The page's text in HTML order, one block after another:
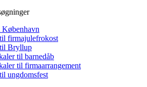
København
firmajulefrokost
Bryllup
til barnedåb
til firmaarrangement
ungdomsfest